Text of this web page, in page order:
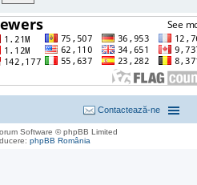
Contactează-ne
Software © phpBB Limited
phpBB România